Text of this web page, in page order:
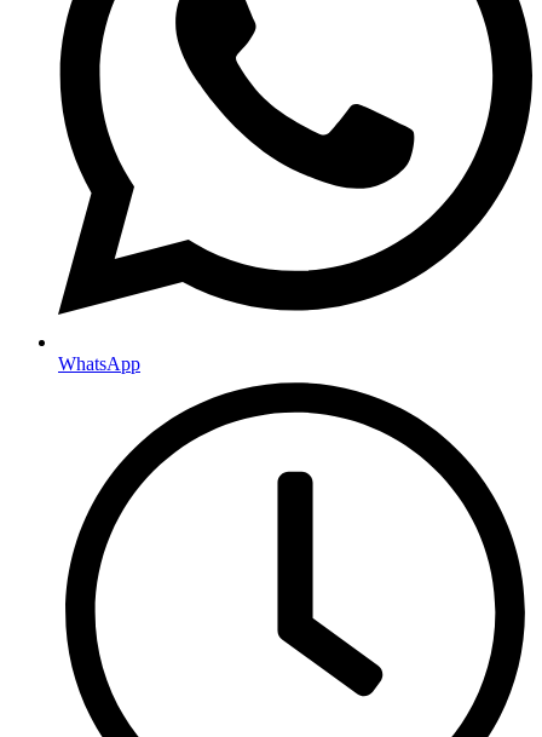
WhatsApp